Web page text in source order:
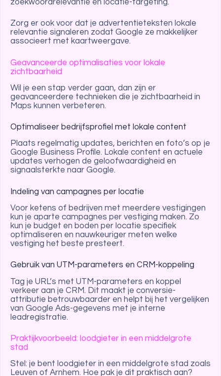
zoekwoordrelevantie en locatie-targeting.
Zorg er ook voor dat je advertentieteksten lokale
relevantie signaleren zodat Google ze makkelijker
associeert met kaartweergave.
Geavanceerde optimalisaties voor lokale
zichtbaarheid
Wil je een stap verder gaan, dan zijn er
geavanceerdere technieken die je zichtbaarheid in
Maps kunnen verbeteren.
Optimaliseer bedrijfsprofiel met lokale content
Plaats regelmatig updates, berichten en foto’s op je
Google Business Profile. Lokale content en actuele
updates verhogen de geloofwaardigheid en
signaalsterkte naar Google.
Indeling van campagnes per locatie
Voor ketens of bedrijven met meerdere vestigingen
kun je aparte campagnes per vestiging maken. Zo
kun je budget en boden per locatie specifiek
optimaliseren en nauwkeuriger meten welke
vestiging het beste presteert.
Gebruik van UTM-parameters en CRM-koppeling
Tag je URL’s met UTM-parameters en koppel
verkeer aan je CRM. Dit maakt je conversie-
attributie betrouwbaarder en helpt bij het vergelijken
van Google Ads-gegevens met je interne
leadregistratie.
Praktijkvoorbeeld: loodgieter in een middelgrote
stad
Stel: je bent loodgieter in een middelgrote stad zoals
Leuven of Arnhem. Hoe pak je dit praktisch aan?